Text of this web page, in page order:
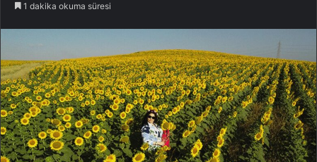
1 dakika okuma süresi